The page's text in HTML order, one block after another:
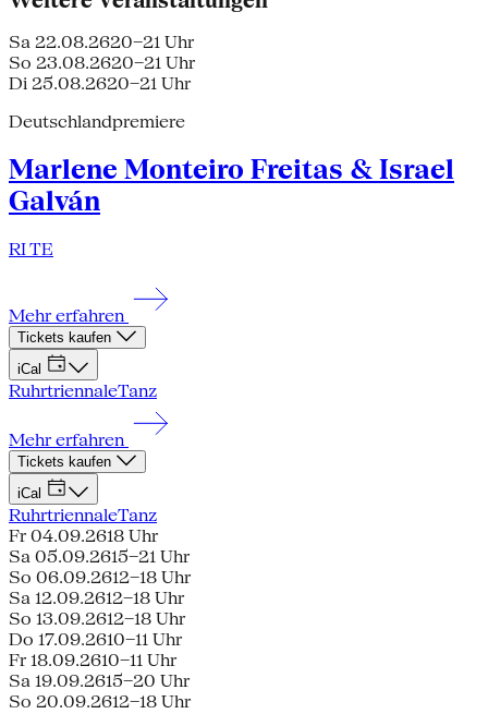
Sa 22.08.2620–21 Uhr
So 23.08.2620–21 Uhr
Di 25.08.2620–21 Uhr
Deutschlandpremiere
Marlene Monteiro Freitas & Israel
Galván
RI TE
Mehr erfahren
Tickets kaufen
iCal
RuhrtriennaleTanz
Mehr erfahren
Tickets kaufen
iCal
RuhrtriennaleTanz
Fr 04.09.2618 Uhr
Sa 05.09.2615–21 Uhr
So 06.09.2612–18 Uhr
Sa 12.09.2612–18 Uhr
So 13.09.2612–18 Uhr
Do 17.09.2610–11 Uhr
Fr 18.09.2610–11 Uhr
Sa 19.09.2615–20 Uhr
So 20.09.2612–18 Uhr